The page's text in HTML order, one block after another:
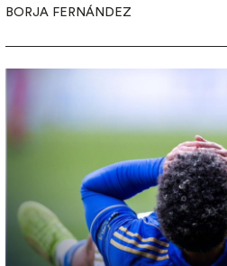
BORJA FERNÁNDEZ